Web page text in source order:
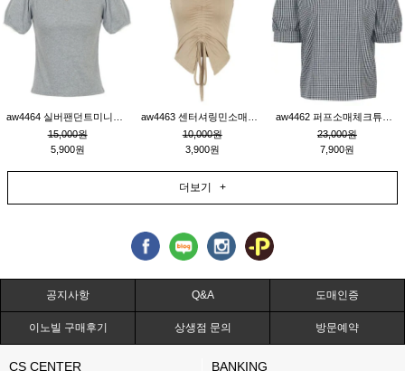
15,000원
5,900원
10,000원
3,900원
23,000원
7,900원
더보기 +
공지사항 Q&A 도매인증
이노빌 구매후기 상생점 문의 방문예약
CS CENTER BANKING